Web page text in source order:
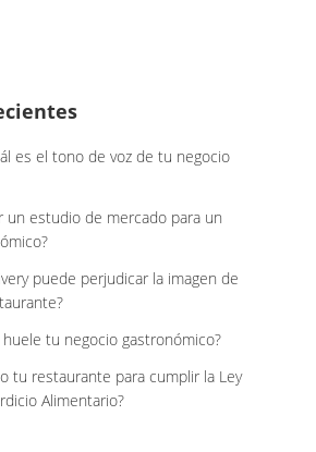
es el tono de voz de tu negocio
un estudio de mercado para un
puede perjudicar la imagen de
tu negocio gastronómico?
tu restaurante para cumplir la Ley
Alimentario?